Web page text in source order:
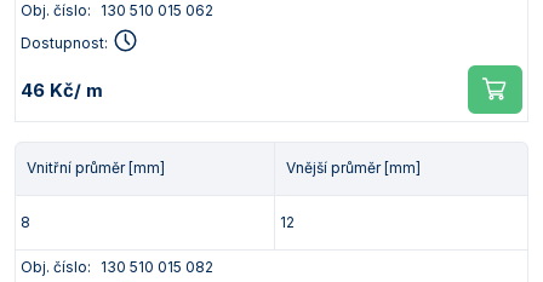
Obj. číslo:
130 510 015 062
Dostupnost:
46 Kč/ m
Vnitřní průměr [mm] Vnější průměr [mm]
8 12
Obj. číslo:
130 510 015 082
Vlhkostní analyzátory - váhy sušicí